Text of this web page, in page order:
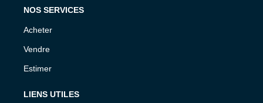
NOS SERVICES
Acheter
Vendre
Estimer
LIENS UTILES